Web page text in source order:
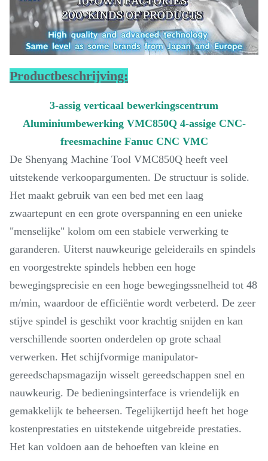
Productbeschrijving:
3-assig verticaal bewerkingscentrum
Aluminiumbewerking VMC850Q 4-assige CNC-
freesmachine Fanuc CNC VMC
De Shenyang Machine Tool VMC850Q heeft veel
uitstekende verkoopargumenten. De structuur is solide.
Het maakt gebruik van een bed met een laag
zwaartepunt en een grote overspanning en een unieke
"menselijke" kolom om een ​​stabiele verwerking te
garanderen. Uiterst nauwkeurige geleiderails en spindels
en voorgestrekte spindels hebben een hoge
bewegingsprecisie en een hoge bewegingssnelheid tot 48
m/min, waardoor de efficiëntie wordt verbeterd. De zeer
stijve spindel is geschikt voor krachtig snijden en kan
verschillende soorten onderdelen op grote schaal
verwerken. Het schijfvormige manipulator-
gereedschapsmagazijn wisselt gereedschappen snel en
nauwkeurig. De bedieningsinterface is vriendelijk en
gemakkelijk te beheersen. Tegelijkertijd heeft het hoge
kostenprestaties en uitstekende uitgebreide prestaties.
Het kan voldoen aan de behoeften van kleine en